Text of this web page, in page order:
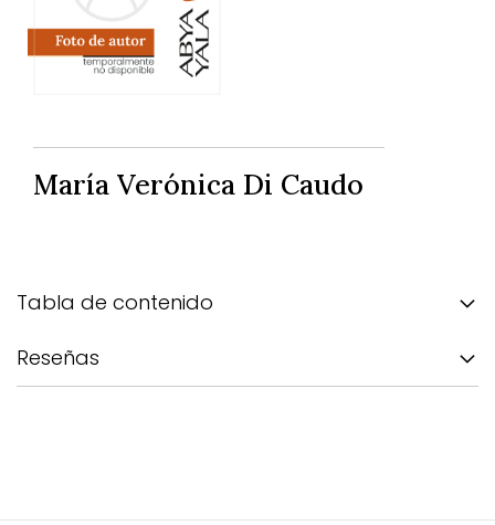
María Verónica Di Caudo
Tabla de contenido
Reseñas